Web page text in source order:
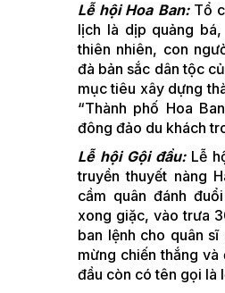
Lễ hội Hoa Ban: Tổ
lịch là dịp quảng
thiên nhiên, con
đà bản sắc dân tộc
mục tiêu xây dựng
“Thành phố Hoa
đông đảo du khách
Lễ hội Gội đầu: Lễ
truyền thuyết nàng
cầm quân đánh
xong giặc, vào trưa
ban lệnh cho quân
mừng chiến thắng
đầu còn có tên gọi là